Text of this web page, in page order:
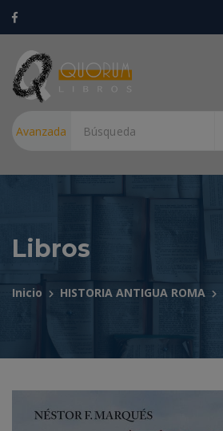
Avanzada
Libros
Inicio HISTORIA ANTIGUA ROMA